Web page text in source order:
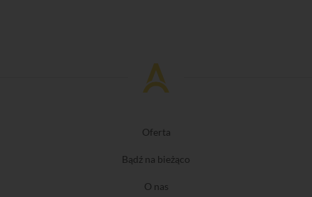
Oferta
Bądź na bieżąco
O nas